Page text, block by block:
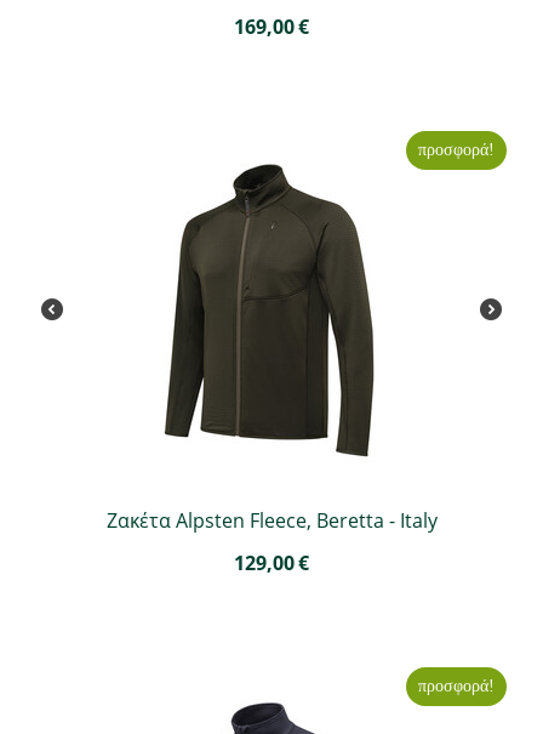
169,00€
προσφορά!
Ζακέτα Alpsten Fleece, Beretta - Italy
129,00€
προσφορά!